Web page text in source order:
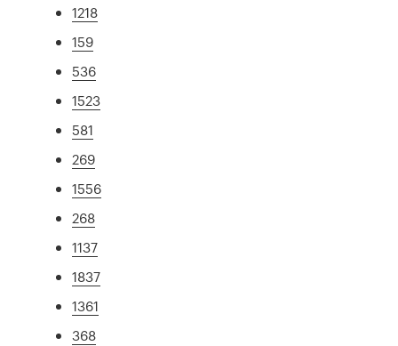
1218
159
536
1523
581
269
1556
268
1137
1837
1361
368